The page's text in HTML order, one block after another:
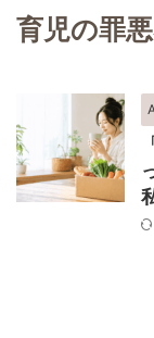
育児の罪